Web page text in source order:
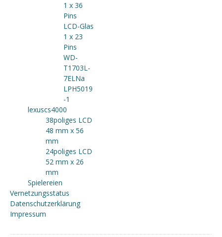
1 x 36
Pins
LCD-Glas
1 x 23
Pins
WD-
T1703L-
7ELNa
LPH5019
-1
lexuscs4000
38poliges LCD
48 mm x 56
mm
24poliges LCD
52 mm x 26
mm
Spielereien
Vernetzungsstatus
Datenschutzerklärung
Impressum